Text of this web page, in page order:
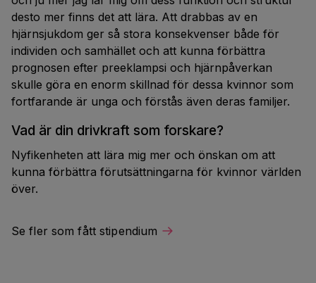
desto mer finns det att lära. Att drabbas av en
hjärnsjukdom ger så stora konsekvenser både för
individen och samhället och att kunna förbättra
prognosen efter preeklampsi och hjärnpåverkan
skulle göra en enorm skillnad för dessa kvinnor som
fortfarande är unga och förstås även deras familjer.
Vad är din drivkraft som forskare?
Nyfikenheten att lära mig mer och önskan om att
kunna förbättra förutsättningarna för kvinnor världen
över.
Se fler som fått stipendium